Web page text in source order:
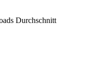
Durchschnitt